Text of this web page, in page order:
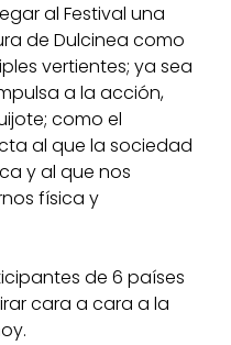
al Festival una
de Dulcinea como
vertientes; ya sea
a la acción,
como el
al que la sociedad
y al que nos
física y
de 6 países
cara a cara a la